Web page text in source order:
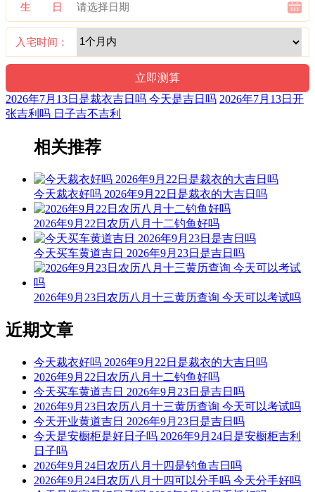
喜神：东南 月令：乙未 日禄：巳命互禄 癸命进禄
十二值日：执执位 — 吉：：吉：俗称“小黄道日”。吉。依古
籍观点，此日宜建屋、种植、捕捉；忌移居、出行、开
业。“执”有“执行、施行，掌握、控制，捉拿、拘捕”等意，建
房、种植、捕捉与此类意思相近，而移居、出行、开业则与其
相差较远，故有“执日宜建屋、种植、捕捉；忌移居、出行、
开业”之说。
诗云：
执日威仪总等权，得遇之星出大贤；捉贼擒盗马到成，入宅进
火亦安太。
结婚嫁娶宜慎用，见官词讼可为吉；开山放水有阻碍，参看时
通至有益。
今天不可以入宅
根据该日的黄历信息分析可得，2026年7月13日为黑道日，就
民间说法来看，黑道日不利行事，若这一日入宅，可能会有不
影响，云玥取名网请您可以另选个黄道吉日进行哦。
【大吉色】绿色、青色、青绿、翠绿
被今天五行生。寓意容易得到贵人的帮助，事事顺心如意。人
缘和异性缘也会变得非常好，对身边的人来说显得格外有魅
力。可以借助五行的影响，充分发挥自己的才能。
【次吉色】黑色、蓝色
与今天五行同。寓意幸运眷顾，做事顺利，有助于合作和谈判
生 日
入宅时间：
2026年7月13日是裁衣吉日吗 今天是吉日吗 2026年7月13日开
张吉利吗 日子吉不吉利
相关推荐
今天裁衣好吗 2026年9月22日是裁衣的大吉日吗
2026年9月22日农历八月十二钓鱼好吗
今天买车黄道吉日 2026年9月23日是吉日吗
2026年9月23日农历八月十三黄历查询 今天可以考试吗
近期文章
今天裁衣好吗 2026年9月22日是裁衣的大吉日吗
2026年9月22日农历八月十二钓鱼好吗
今天买车黄道吉日 2026年9月23日是吉日吗
2026年9月23日农历八月十三黄历查询 今天可以考试吗
今天开业黄道吉日 2026年9月23日是吉日吗
今天是安橱柜是好日子吗 2026年9月24日是安橱柜吉利
日子吗
2026年9月24日农历八月十四是钓鱼吉日吗
2026年9月24日农历八月十四可以分手吗 今天分手好吗